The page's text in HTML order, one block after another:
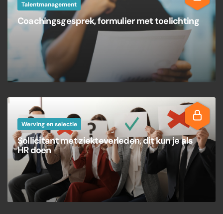
Talentmanagement
Coachingsgesprek, formulier met toelichting
Werving en selectie
Sollicitant met ziekteverleden, dit kun je als
HR doen